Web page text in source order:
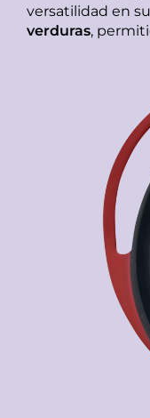
versatilidad en
verduras,